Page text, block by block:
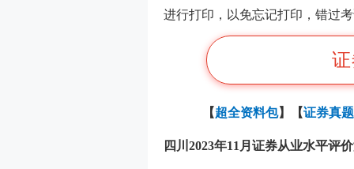
进行打印，以免忘记打印，错过
【超全资料包】【证券真
四川2023年11月证券从业水平评